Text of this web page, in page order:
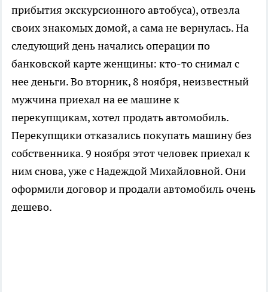
прибытия экскурсионного автобуса), отвезла
своих знакомых домой, а сама не вернулась. На
следующий день начались операции по
банковской карте женщины: кто-то снимал с
нее деньги. Во вторник, 8 ноября, неизвестный
мужчина приехал на ее машине к
перекупщикам, хотел продать автомобиль.
Перекупщики отказались покупать машину без
собственника. 9 ноября этот человек приехал к
ним снова, уже с Надеждой Михайловной. Они
оформили договор и продали автомобиль очень
дешево.